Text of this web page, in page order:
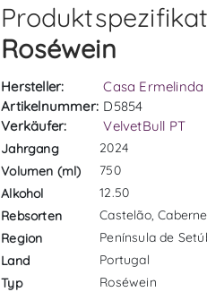
Roséwein
Hersteller:
Casa Ermelinda
Artikelnummer: D5854
Verkäufer:
VelvetBull PT
Jahrgang
2024
Volumen (ml)
750
Alkohol
12.50
Rebsorten
Castelão,
Region
Península de
Land
Portugal
Typ
Roséwein